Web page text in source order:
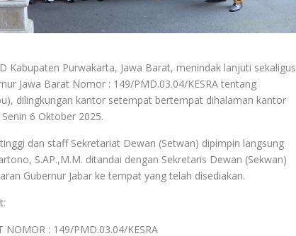
Kabupaten Purwakarta, Jawa Barat, menindak lanjuti sekaligus
Jawa Barat Nomor : 149/PMD.03.04/KESRA tentang
dilingkungan kantor setempat bertempat dihalaman kantor
6 Oktober 2025.
dan staff Sekretariat Dewan (Setwan) dipimpin langsung
S.AP.,M.M. ditandai dengan Sekretaris Dewan (Sekwan)
Gubernur Jabar ke tempat yang telah disediakan.
NOMOR : 149/PMD.03.04/KESRA